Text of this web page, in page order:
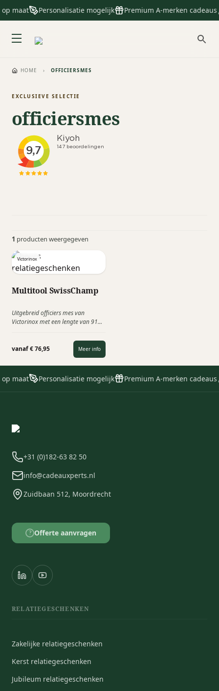
maat Personalisatie mogelijk Premium A-merken cadeaus
HOME › OFFICIERSMES
EXCLUSIEVE SELECTIE
officiersmes
1 producten weergegeven
Victorinox
Multitool SwissChamp
Uitgebreid officiers mes van
Victorinox met een lengte van 91
Deze zakmessen hebben de
belangrijkste functies om alle
praktische zaken te kunnen klaren.
vanaf € 76,95 Meer info
maat Personalisatie mogelijk Premium A-merken cadeaus
+31 (0)182-63 82 50
info@cadeauxperts.nl
Zuidbaan 512, Moordrecht
? Offerte aanvragen
RELATIEGESCHENKEN
Zakelijke relatiegeschenken
Kerst relatiegeschenken
Jubileum relatiegeschenken